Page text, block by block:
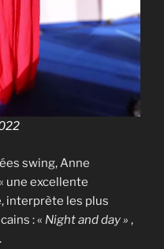
swing, Anne
une excellente
interprète les plus
: « Night and day » ,